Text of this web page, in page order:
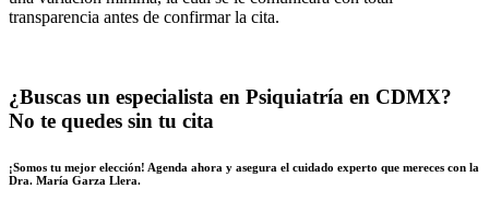
transparencia antes de confirmar la cita.
¿Buscas un especialista en Psiquiatría en CDMX?
No te quedes sin tu cita
¡Somos tu mejor elección! Agenda ahora y asegura el cuidado experto que mereces con la
Dra. María Garza Llera.